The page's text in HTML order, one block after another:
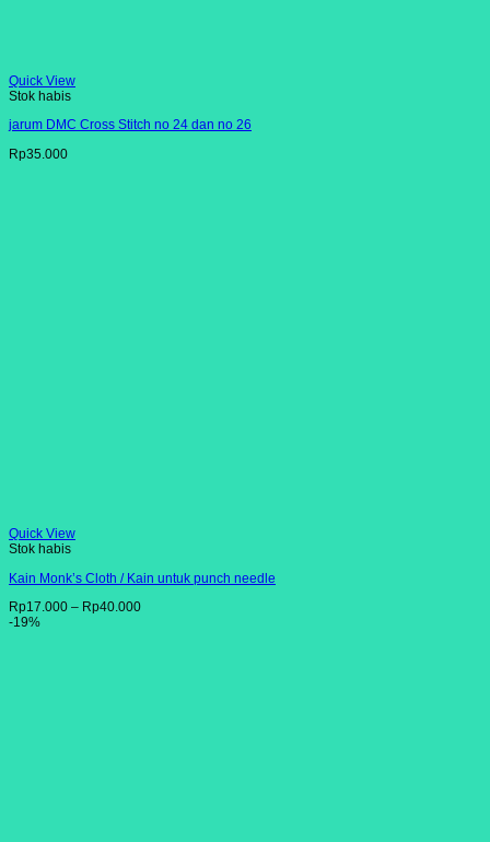
Quick View
Stok habis
jarum DMC Cross Stitch no 24 dan no 26
Rp35.000
Quick View
Stok habis
Kain Monk’s Cloth / Kain untuk punch needle
Rp17.000 – Rp40.000
-19%